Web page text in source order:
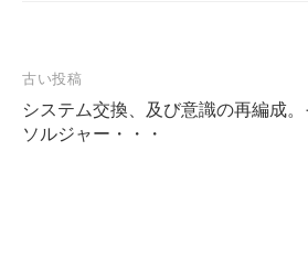
投
稿
ナ
古い投稿
システム交換、及び意識の再編成
ソルジャー・・・